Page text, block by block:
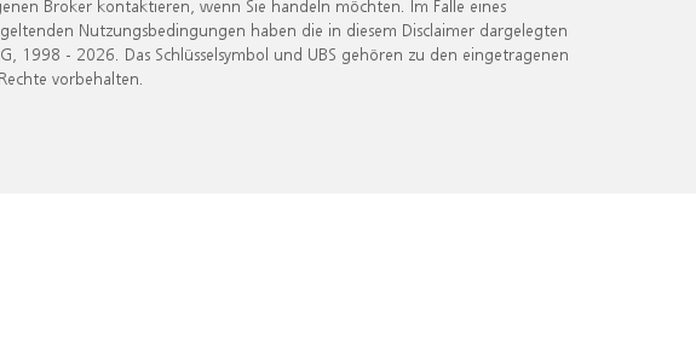
Broker kontaktieren, wenn Sie handeln möchten. Im Falle eines
Nutzungsbedingungen haben die in diesem Disclaimer dargelegten
- 2026. Das Schlüsselsymbol und UBS gehören zu den eingetragenen
vorbehalten.